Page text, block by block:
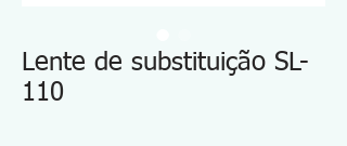
Lente de substituição SL-
110